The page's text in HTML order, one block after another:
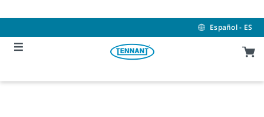
to
to
menu
Español - ES